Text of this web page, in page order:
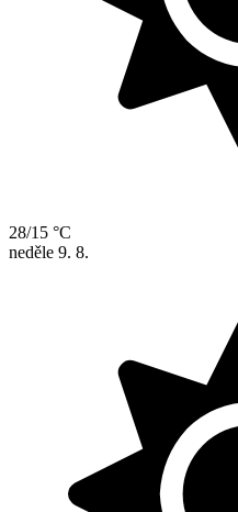
28/15 °C
neděle 9. 8.